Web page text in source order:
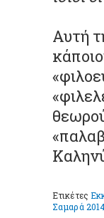
Αυτή
Ετικέτες
Σαμαρά